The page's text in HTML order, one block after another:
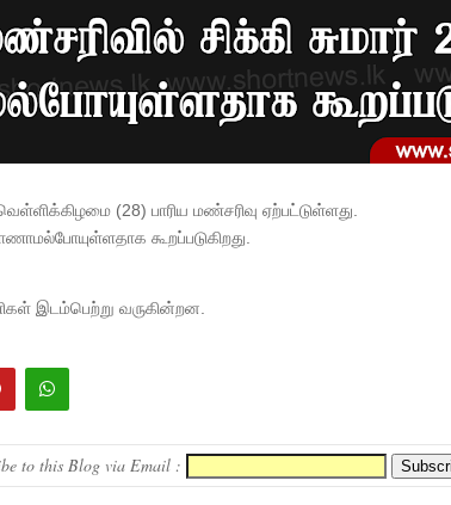
(28) பாரிய மண்சரிவு ஏற்பட்டுள்ளது.
கூறப்படுகிறது.
இடம்பெற்று வருகின்றன.
to this Blog via Email :